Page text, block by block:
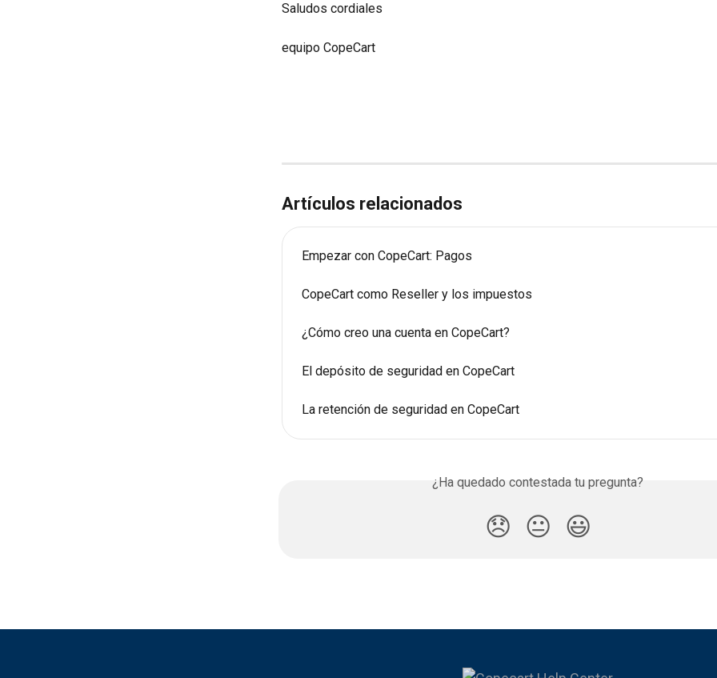
Saludos cordiales
equipo CopeCart
Artículos relacionados
Empezar con CopeCart: Pagos
CopeCart como Reseller y los impuestos
¿Cómo creo una cuenta en CopeCart?
El depósito de seguridad en CopeCart
La retención de seguridad en CopeCart
¿Ha quedado contestada tu pregunta?
😞 😐 😃